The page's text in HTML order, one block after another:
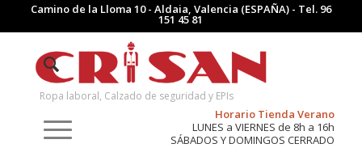
Camino de la Lloma 10 - Aldaia, Valencia (ESPAÑA) - Tel. 96
151 45 81
Ropa laboral, Calzado de seguridad y EPIs
Horario Tienda Verano
LUNES a VIERNES de 8h a 16h
SÁBADOS Y DOMINGOS CERRADO